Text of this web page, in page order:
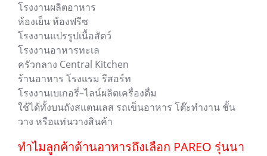
โรงงานผลิตอาหาร
ห้องเย็น ห้องฟรีซ
โรงงานแปรรูปเนื้อสัตว์
โรงงานอาหารทะเล
ครัวกลาง Central Kitchen
ร้านอาหาร โรงแรม รีสอร์ท
โรงงานเบเกอรี่–ไลน์ผลิตเครื่องดื่ม
ใช้ได้ทั้งบนถังสแตนเลส รถเข็นอาหาร โต๊ะทำงาน ชั้น
วาง หรือแท่นวางสินค้า
ทำไมลูกค้าด้านอาหารถึงเลือก PAREO รุ่นนา